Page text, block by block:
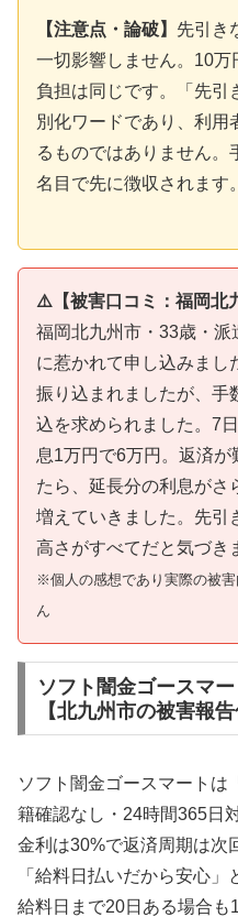
【注意点・論破】 先引き
一切影響しません。10
負担は同じです。「先引
別化ワードであり、利用
るものではありません。
名目で先に徴収されます。
⚠️【被害口コミ：福岡北
福岡北九州市・33歳・派
に惹かれて申し込みまし
振り込まれましたが、手
込を求められました。7
息1万円で6万円。返済
たら、延長分の利息がさ
増えていきました。先引
高さがすべてだと気づき
※個人の感想であり実際の被
ん
ソフト闇金ゴースマ
【北九州市の被害報告
ソフト闇金ゴースマートは
籍確認なし・24時間365日
金利は30%で返済周期は次
「給料日払いだから安心」
給料日まで20日ある場合も